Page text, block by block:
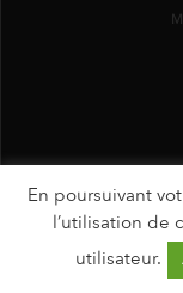
En poursuivant
l’utilisation de
utilisateur.